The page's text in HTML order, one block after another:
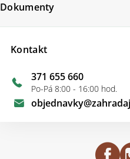
Kontakt
objednavky@
371 655 660
Po-Pá 8:00 - 16:00 hod.
Dokumenty